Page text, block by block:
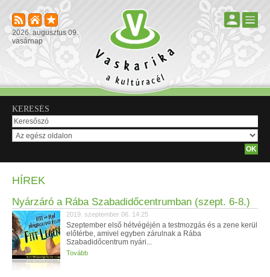
2026. augusztus 09.
vasárnap
KERESÉS
HÍREK
Nyárzáró a Rába Szabadidőcentrumban (szept. 6-8.)
2019. szeptember 06. 14:25
Szeptember első hétvégéjén a testmozgás és a zene kerül
előtérbe, amivel egyben zárulnak a Rába
Szabadidőcentrum nyári...
Tovább